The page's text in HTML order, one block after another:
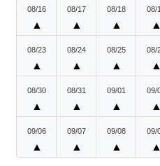
08/16
▲
08/17
▲
08/18
▲
08/
▲
08/23
▲
08/24
▲
08/25
▲
08/
▲
08/30
▲
08/31
▲
09/01
▲
09/
▲
09/06
▲
09/07
▲
09/08
▲
09/
▲